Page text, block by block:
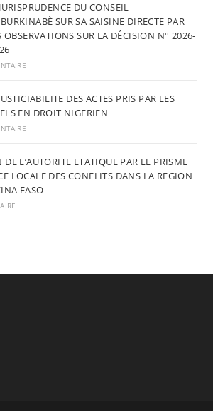
DU CONSEIL
SUR SA SAISINE DIRECTE PAR
OBSERVATIONS SUR LA DÉCISION N° 2026-
DES ACTES PRIS PAR LES
EN DROIT NIGERIEN
L’AUTORITE ETATIQUE PAR LE PRISME
LOCALE DES CONFLITS DANS LA REGION
FASO